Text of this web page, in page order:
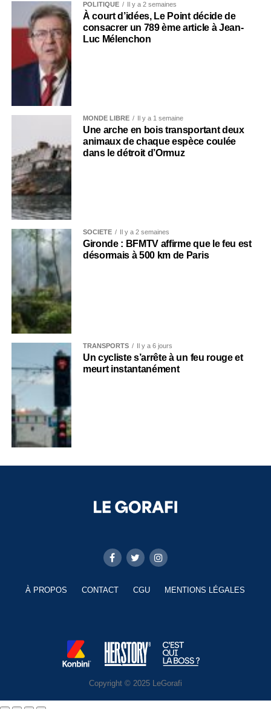
POLITIQUE Il y a 2 semaines
À court d’idées, Le Point décide de
consacrer un 789 ème article à Jean-
Luc Mélenchon
MONDE LIBRE Il y a 1 semaine
Une arche en bois transportant deux
animaux de chaque espèce coulée
dans le détroit d’Ormuz
SOCIÉTÉ Il y a 2 semaines
Gironde : BFMTV affirme que le feu est
désormais à 500 km de Paris
TRANSPORTS Il y a 6 jours
Un cycliste s’arrête à un feu rouge et
meurt instantanément
À PROPOS CONTACT CGU MENTIONS LÉGALES
Copyright © 2025 LeGorafi